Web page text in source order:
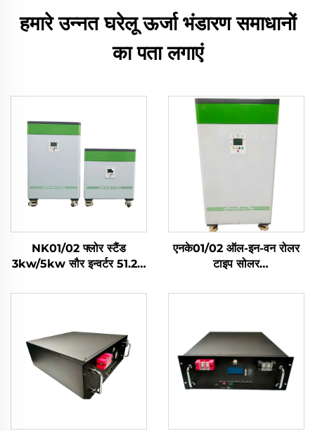
हमारे उन्नत घरेलू ऊर्जा भंडारण समाधानों
का पता लगाएं
NK01/02 फ्लोर स्टैंड
3kw/5kw सौर इन्वर्टर 51.2V
5kwh/10kwh सौर घरेलू
एनके01/02 ऑल-इन-वन रोलर
टाइप सोलर
लाइफपो4 सेल